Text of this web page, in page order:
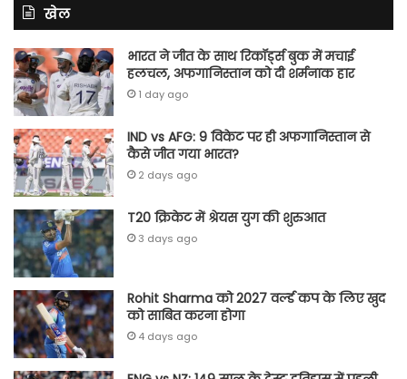
खेल
भारत ने जीत के साथ रिकॉर्ड्स बुक में मचाई
हलचल, अफगानिस्तान को दी शर्मनाक हार
1 day ago
IND vs AFG: 9 विकेट पर ही अफगानिस्तान से
कैसे जीत गया भारत?
2 days ago
T20 क्रिकेट में श्रेयस युग की शुरुआत
3 days ago
Rohit Sharma को 2027 वर्ल्‍ड कप के लिए खुद
को साबित करना होगा
4 days ago